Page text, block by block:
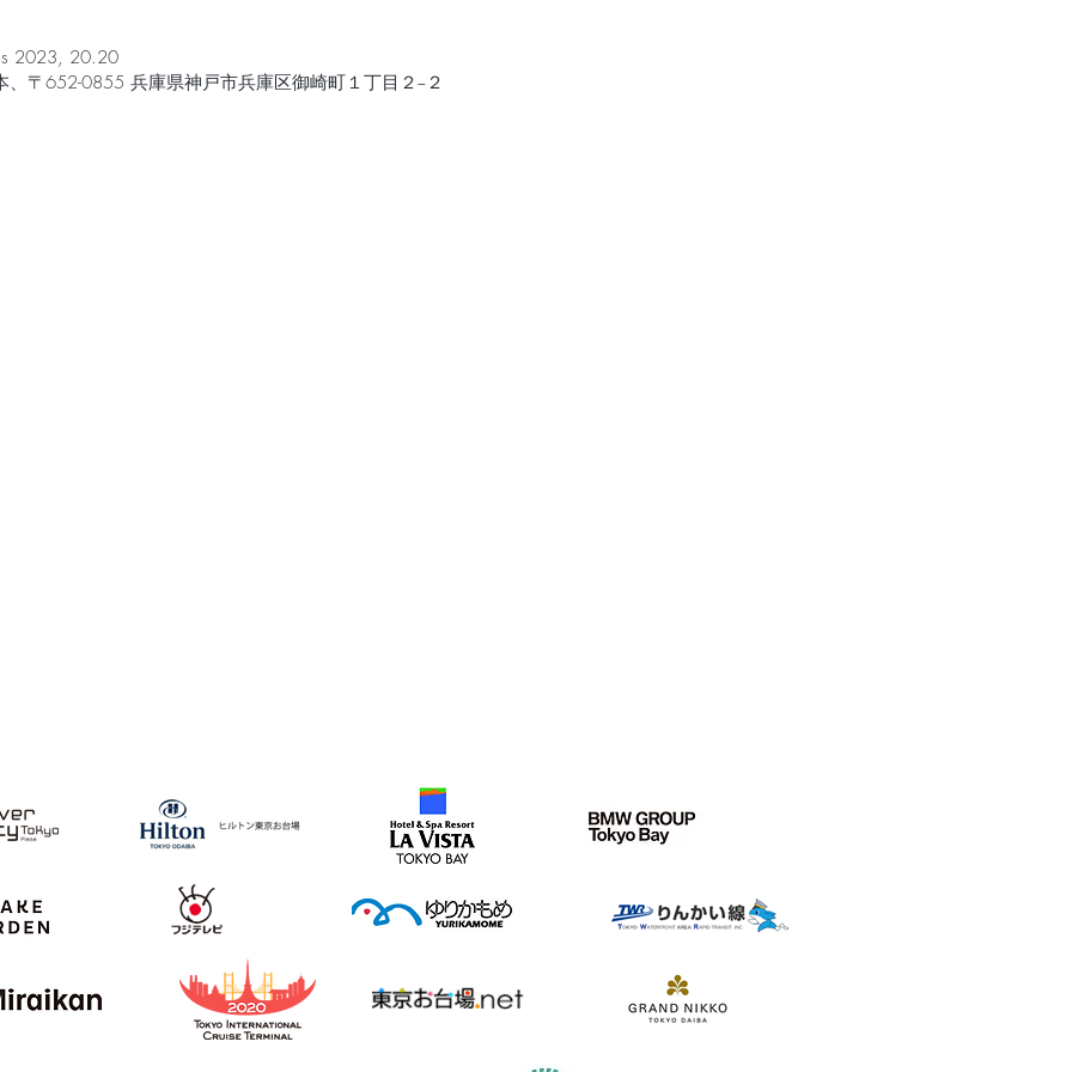
2023, 20.20
〒652-0855 兵庫県神戸市兵庫区御崎町１丁目２−２